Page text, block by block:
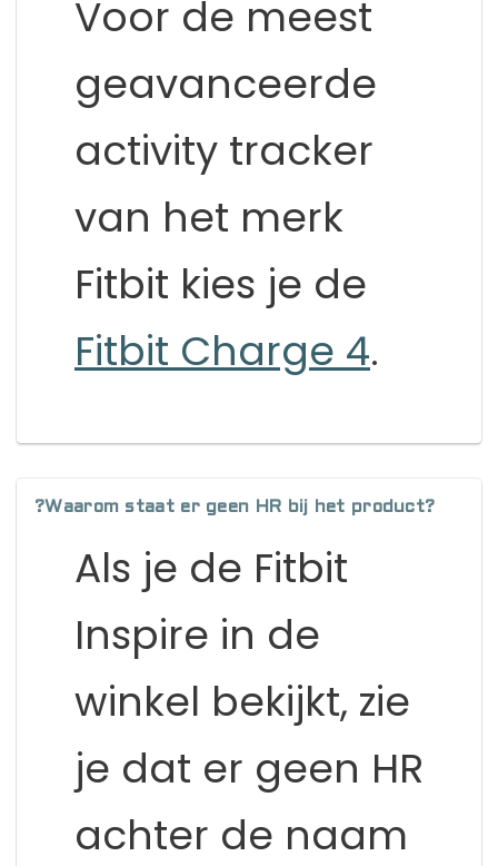
Voor de meest
geavanceerde
activity tracker
van het merk
Fitbit kies je de
Fitbit Charge 4.
?Waarom staat er geen HR bij het product?
Als je de Fitbit
Inspire in de
winkel bekijkt, zie
je dat er geen HR
achter de naam